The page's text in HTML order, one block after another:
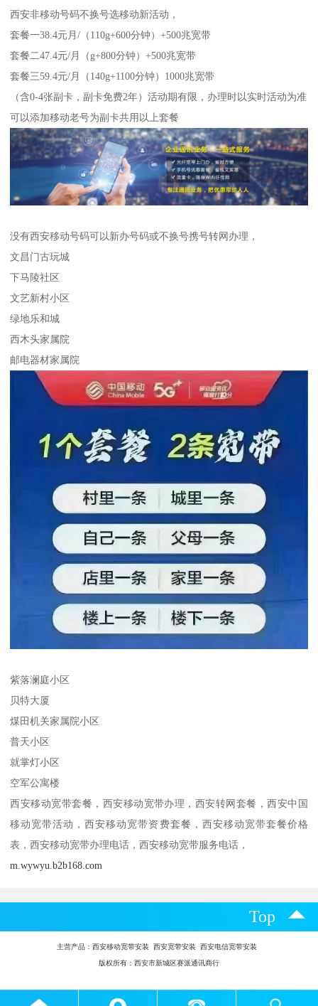
西安非移动号码不换号选移动新活动，
套餐一38.4元月/（110g+600分钟）+500兆宽带
套餐二47.4元/月（g+800分钟）+500兆宽带
套餐三59.4元/月（140g+1100分钟）1000兆宽带
（含0-4张副卡，副卡免费2年）活动期有限，办理时以实时活动为准
可以添加移动老号为副卡共用以上套餐
没有西安移动号码可以新办号码或不换号携号转网办理，
文昌门古玩城
下马陵社区
文艺新村小区
绿地乐和城
西木头家属院
邮电器材家属院
紫落澜庭小区
贝特大厦
煤田机关家属院小区
普天小区
就掌灯小区
空军公寓楼
西安移动宽带套餐，西安移动宽带办理，西安转网套餐，西安中国
移动宽带活动，西安移动宽带资费套餐，西安移动宽带套餐价格
表，西安移动宽带办理电话，西安移动宽带服务电话，
m.wywyu.b2b168.com
Top
主营产品： 西安移动宽带安装 西安宽带安装 西安电信宽带安装
版权所有：西安市新城区赛派通讯商行